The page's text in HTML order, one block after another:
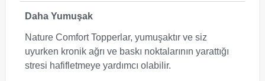
Daha Yumuşak
Nature Comfort Topperlar, yumuşaktır ve siz
uyurken kronik ağrı ve baskı noktalarının yarattığı
stresi hafifletmeye yardımcı olabilir.